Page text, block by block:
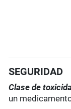
SEGURIDAD
Clase de
un